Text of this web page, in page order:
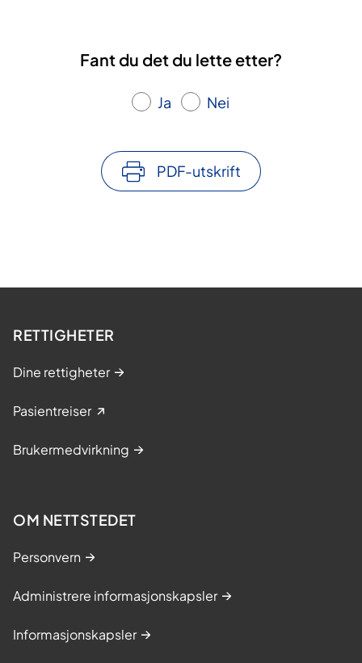
Fant du det du lette etter?
Ja Nei
PDF-utskrift
RETTIGHETER
Dine rettigheter
Pasientreiser
Brukermedvirkning
OM NETTSTEDET
Personvern
Administrere informasjonskapsler
Informasjonskapsler